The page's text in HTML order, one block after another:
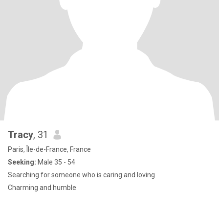
Tracy, 31
Paris, Île-de-France, France
Seeking: Male 35 - 54
Searching for someone who is caring and loving
Charming and humble